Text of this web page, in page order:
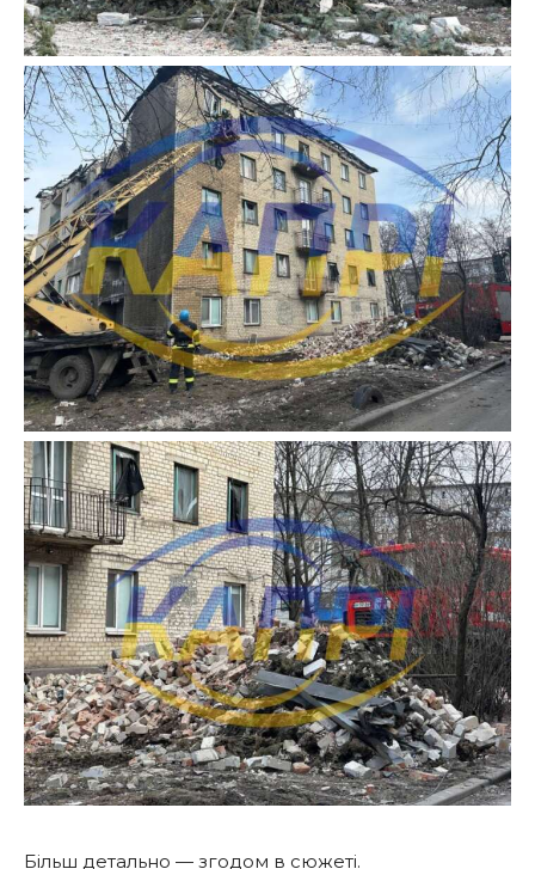
Більш детально — згодом в сюжеті.